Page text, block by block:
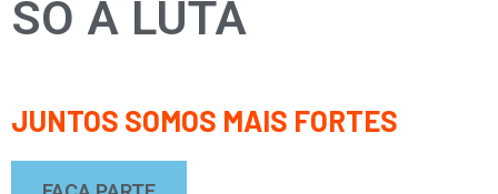
SÓ A LUTA
JUNTOS SOMOS MAIS FORTES